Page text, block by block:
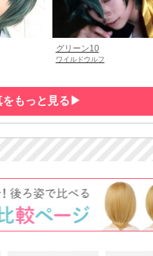
グリーン10
ワイルドウルフ